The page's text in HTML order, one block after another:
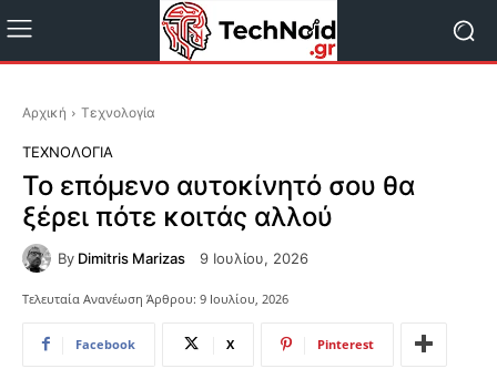
Αρχική Τεχνολογία
ΤΕΧΝΟΛΟΓΊΑ
Το επόμενο αυτοκίνητό σου θα
ξέρει πότε κοιτάς αλλού
By Dimitris Marizas 9 Ιουλίου, 2026
Τελευταία Ανανέωση Άρθρου: 9 Ιουλίου, 2026
Facebook X Pinterest